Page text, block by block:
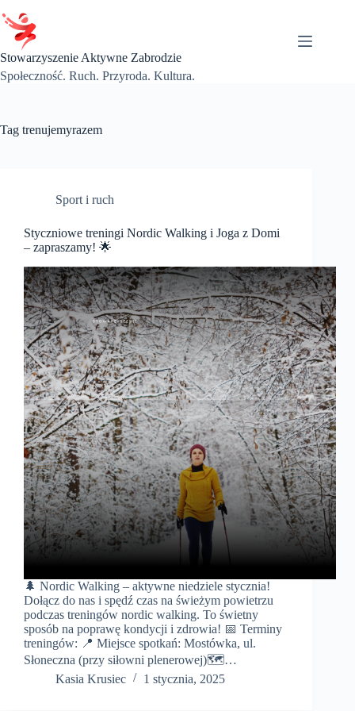
do
treści
Stowarzyszenie Aktywne Zabrodzie
Społeczność. Ruch. Przyroda. Kultura.
Tag trenujemyrazem
Sport i ruch
Styczniowe treningi Nordic Walking i Joga z Domi
– zapraszamy! 🌟
🌲 Nordic Walking – aktywne niedziele stycznia!
Dołącz do nas i spędź czas na świeżym powietrzu
podczas treningów nordic walking. To świetny
sposób na poprawę kondycji i zdrowia! 📅 Terminy
treningów: 📍 Miejsce spotkań: Mostówka, ul.
Słoneczna (przy siłowni plenerowej)🗺️…
Kasia Krusiec
1 stycznia, 2025